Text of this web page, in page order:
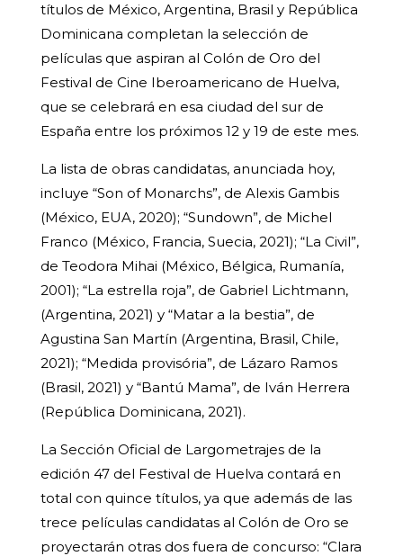
títulos de México, Argentina, Brasil y República
Dominicana completan la selección de
películas que aspiran al Colón de Oro del
Festival de Cine Iberoamericano de Huelva,
que se celebrará en esa ciudad del sur de
España entre los próximos 12 y 19 de este mes.
La lista de obras candidatas, anunciada hoy,
incluye “Son of Monarchs”, de Alexis Gambis
(México, EUA, 2020); “Sundown”, de Michel
Franco (México, Francia, Suecia, 2021); “La Civil”,
de Teodora Mihai (México, Bélgica, Rumanía,
2001); “La estrella roja”, de Gabriel Lichtmann,
(Argentina, 2021) y “Matar a la bestia”, de
Agustina San Martín (Argentina, Brasil, Chile,
2021); “Medida provisória”, de Lázaro Ramos
(Brasil, 2021) y “Bantú Mama”, de Iván Herrera
(República Dominicana, 2021).
La Sección Oficial de Largometrajes de la
edición 47 del Festival de Huelva contará en
total con quince títulos, ya que además de las
trece películas candidatas al Colón de Oro se
proyectarán otras dos fuera de concurso: “Clara